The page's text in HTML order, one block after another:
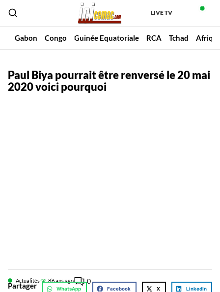
LIVE TV
Gabon Congo Guinée Equatoriale RCA Tchad
Paul Biya pourrait être renversé le 20 mai
2020 voici pourquoi
Actualités 86 ans ago 0
Partager WhatsApp Facebook X LinkedIn